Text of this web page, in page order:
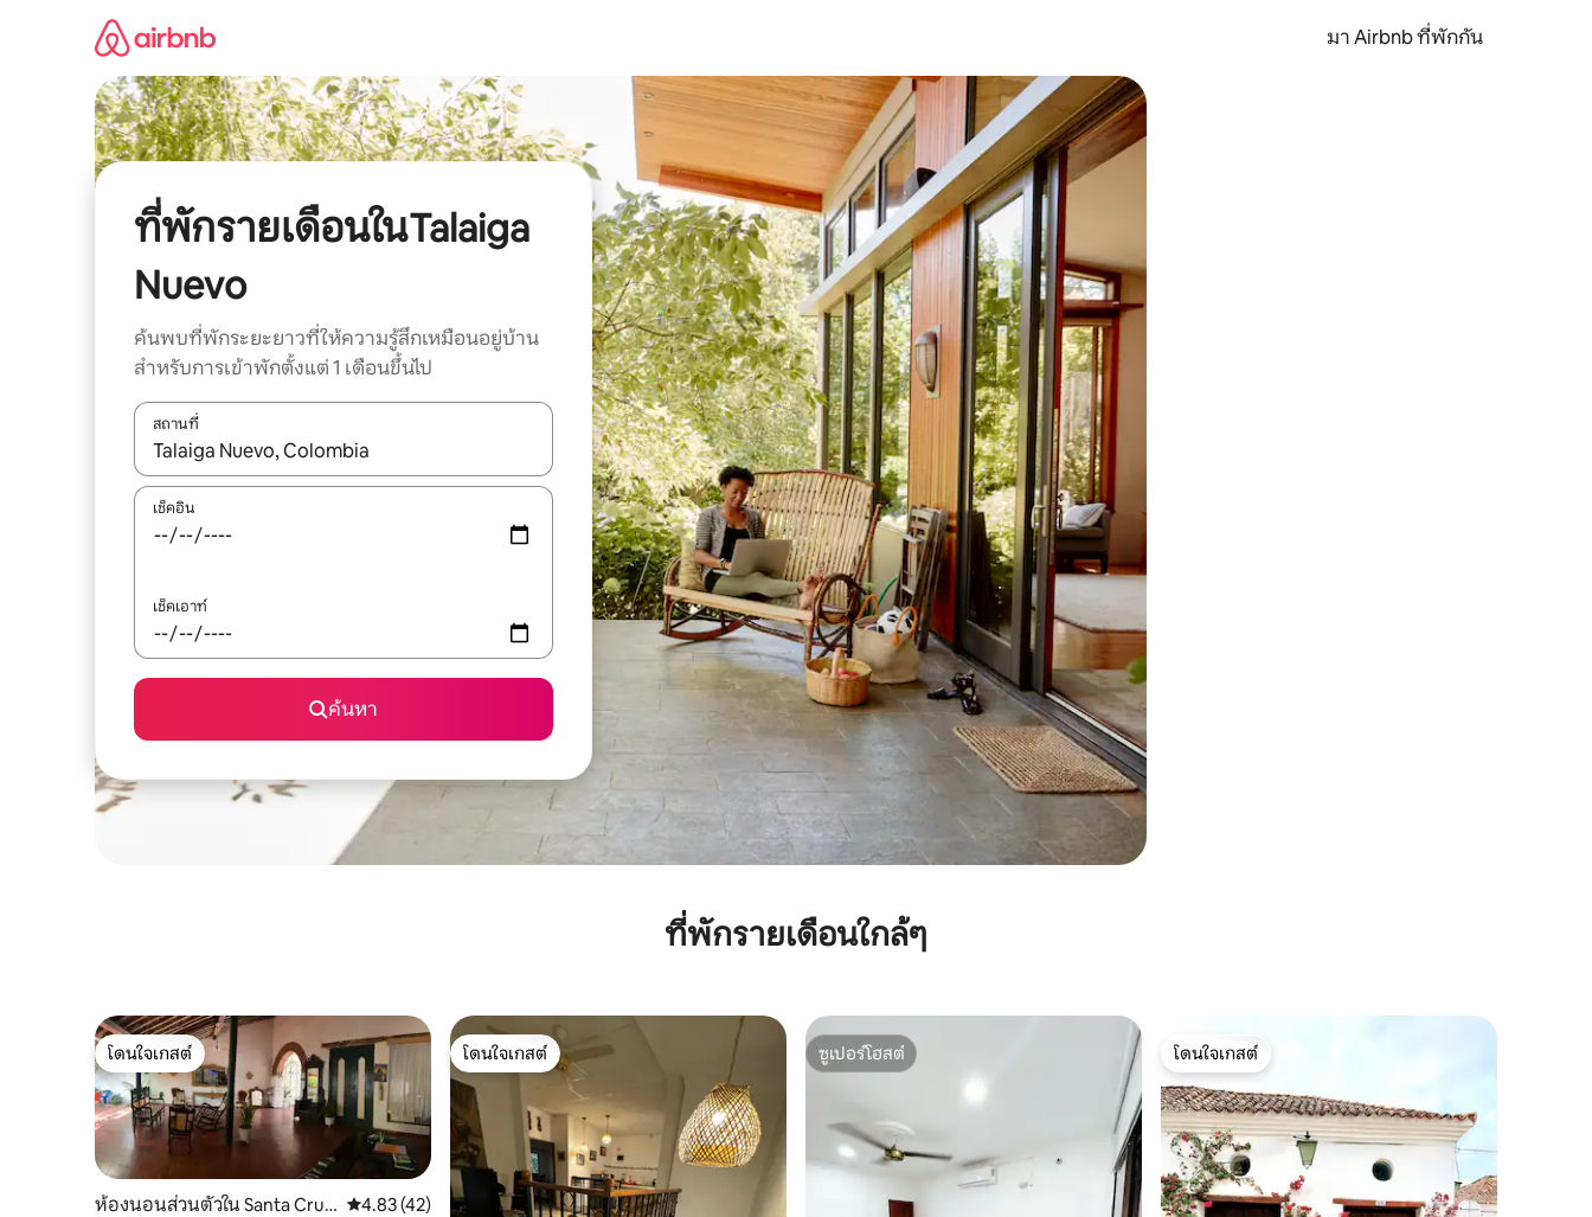
มา Airbnb ที่พักกัน
ที่พักรายเดือนในTalaiga
Nuevo
ค้นพบที่พักระยะยาวที่ให้ความรู้สึกเหมือนอยู่บ้าน
สำหรับการเข้าพักตั้งแต่ 1 เดือนขึ้นไป
สถานที่
ใช้ลูกศรขึ้นลง หรือใช้การสัมผัสหรือปัด เพื่อสำรวจผลการค้นหา
เช็คอิน
เช็คเอาท์
ค้นหา
ที่พักรายเดือนใกล้ๆ
โดนใจเกสต์
โดนใจเกสต์
ห้องนอนส่วนตัวใน Santa Cruz
คะแนนเฉลี่ย 4.83 จาก 5, 42 รีวิว
4.83 (42)
โดนใจเกสต์
โดนใจเกสต์
ซูเปอร์โฮสต์
ซูเปอร์โฮสต์
โดนใจเกสต์
โดนใจเกสต์